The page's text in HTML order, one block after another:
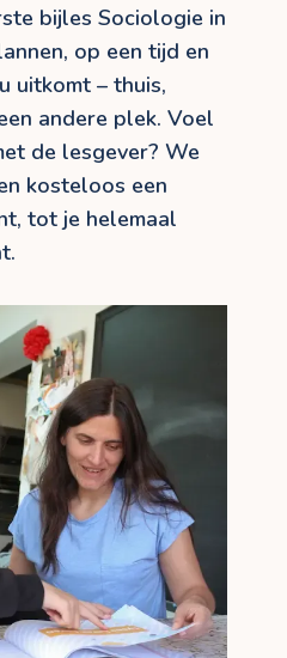
bijles Sociologie in
op een tijd en
uitkomt – thuis,
andere plek. Voel
de lesgever? We
kosteloos een
tot je helemaal